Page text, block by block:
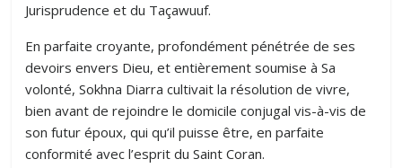
Jurisprudence et du Taçawuuf.
En parfaite croyante, profondément pénétrée de ses
devoirs envers Dieu, et entièrement soumise à Sa
volonté, Sokhna Diarra cultivait la résolution de vivre,
bien avant de rejoindre le domicile conjugal vis-à-vis de
son futur époux, qui qu’il puisse être, en parfaite
conformité avec l’esprit du Saint Coran.